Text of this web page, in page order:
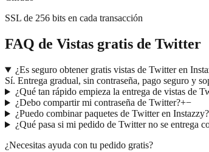
SSL de 256 bits en cada transacción
FAQ de Vistas gratis de Twitter
¿Es seguro obtener gratis vistas de Twitter en
Sí. Entrega gradual, sin contraseña, pago seguro y
¿Qué tan rápido empieza la entrega de vistas de
¿Debo compartir mi contraseña de Twitter?+−
¿Puedo combinar paquetes de Twitter en Instazzy?
¿Qué pasa si mi pedido de Twitter no se entrega
¿Necesitas ayuda con tu pedido gratis?